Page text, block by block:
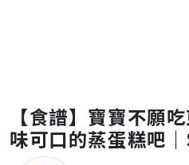
【食譜】寶寶不願
味可口的蒸蛋糕吧